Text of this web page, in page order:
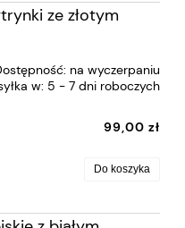
ze złotym
na wyczerpaniu
w: 5 - 7 dni roboczych
99,00 zł
Do koszyka